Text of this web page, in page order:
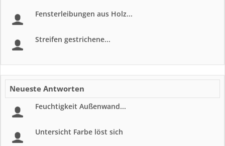
Fensterleibungen aus Holz...
Streifen gestrichene...
Neueste Antworten
Feuchtigkeit Außenwand...
Untersicht Farbe löst sich